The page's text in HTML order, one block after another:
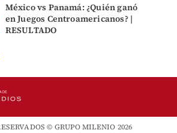
México vs Panamá: ¿Quién ganó
en Juegos Centroamericanos? |
RESULTADO
© GRUPO MILENIO 2026